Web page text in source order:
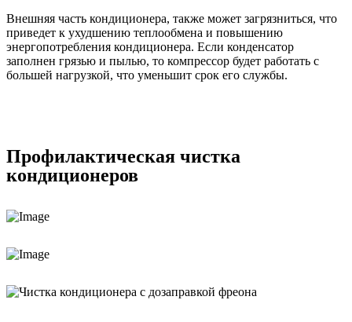
Внешняя часть кондиционера, также может загрязниться, что
приведет к ухудшению теплообмена и повышению
энергопотребления кондиционера. Если конденсатор
заполнен грязью и пылью, то компрессор будет работать с
большей нагрузкой, что уменьшит срок его службы.
Профилактическая чистка
кондиционеров